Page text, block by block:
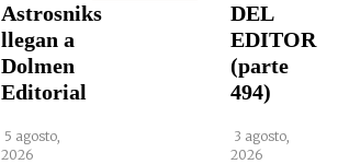
Astrosniks
llegan a
Dolmen
Editorial
5 agosto,
2026
DEL
EDITOR
(parte
494)
3 agosto,
2026